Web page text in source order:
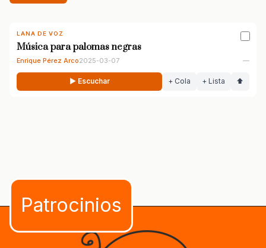
LANA DE VOZ
Música para palomas negras
Enrique Pérez Arco2025-03-07 —
▶ Escuchar + Cola + Lista ⬆